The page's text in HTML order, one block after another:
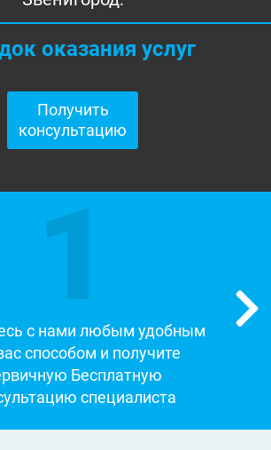
оказания услуг
Получить
консультацию
1
с нами любым удобным
способом и получите
Бесплатную
специалиста